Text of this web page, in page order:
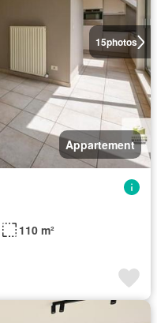
15photos
Appartement
110 m²